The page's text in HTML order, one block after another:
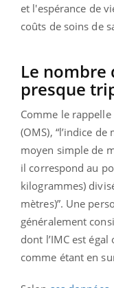
et l'espérance de
coûts de soins de
Le nombre
presque
Comme le rappelle
(OMS), “l’indice
moyen simple de
il correspond au
kilogrammes)
mètres)”. Une
généralement
dont l’IMC est
comme étant en